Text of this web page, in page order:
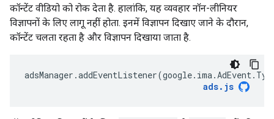
कॉन्टेंट वीडियो को रोक देता है. हालांकि, यह व्यवहार नॉन-लीनियर
विज्ञापनों के लिए लागू नहीं होता. इनमें विज्ञापन दिखाए जाने के दौरान,
कॉन्टेंट चलता रहता है और विज्ञापन दिखाया जाता है.
adsManager .addEventListener(google. ima.AdEvent.
ads. js